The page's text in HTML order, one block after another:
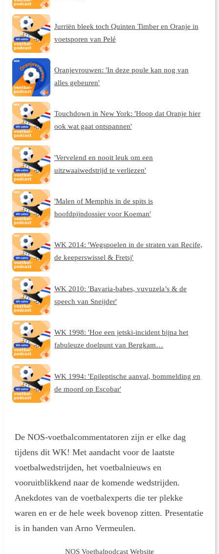
Jurriën bleek toch Quinten Timber en Oranje in
voetsporen van Pelé
Oranjevrouwen: 'In deze poule kan nog van
alles gebeuren'
Touchdown in New York: 'Hoop dat Oranje hier
ook wat gaat ontspannen'
'Vervelend en nooit leuk om een
uitzwaaiwedstrijd te verliezen'
'Malen of Memphis in de spits is
hoofdpijndossier voor Koeman'
WK 2014: 'Wegspoelen in de straten van Recife,
de keeperswissel & Fretsj'
WK 2010: 'Bavaria-babes, vuvuzela’s & de
speech van Sneijder'
WK 1998: 'Hoe een jetski-incident bijna het
fabuleuze doelpunt van Bergkam…
WK 1994: 'Epileptische aanval, bommelding en
de moord op Escobar'
De NOS-voetbalcommentatoren zijn er elke dag
tijdens dit WK! Met aandacht voor de laatste
voetbalwedstrijden, het voetbalnieuws en
vooruitblikkend naar de komende wedstrijden.
Anekdotes van de voetbalexperts die ter plekke
waren en er de hele week bovenop zitten. Presentatie
is in handen van Arno Vermeulen.
NOS Voetbalpodcast Website